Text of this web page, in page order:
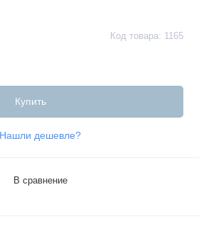
Код товара: 1165
Купить
Нашли дешевле?
В сравнение